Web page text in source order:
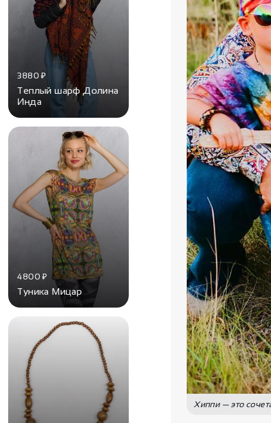
3880₽
Теплый шарф Долина
Инда
4800₽
Туника Мицар
Хиппи — это